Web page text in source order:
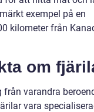
exempel på en
kilometer från
om
varandra
vara